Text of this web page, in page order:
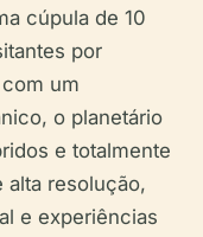
cúpula de 10
por
um
o planetário
e totalmente
alta resolução,
e experiências